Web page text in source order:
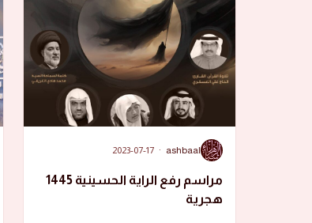
A
ashbaal
·
2023-07-17
مراسم رفع الراية الحسينية 1445
هجرية